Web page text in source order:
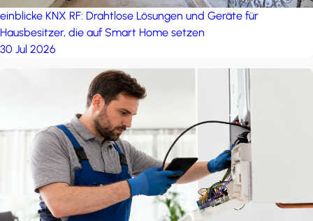
einblicke KNX RF: Drahtlose Lösungen und Geräte für
Hausbesitzer, die auf Smart Home setzen
30 Jul 2026